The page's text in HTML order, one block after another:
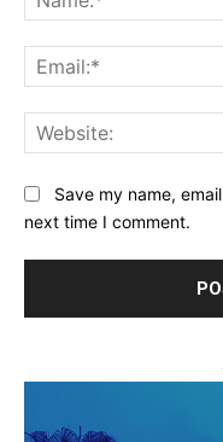
Save my name,
next time I comment.